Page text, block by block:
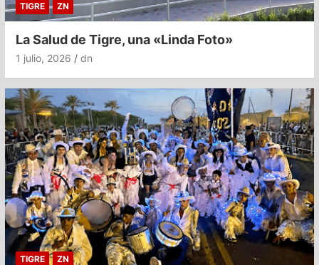
TIGRE ZN
La Salud de Tigre, una «Linda Foto»
1 julio, 2026 dn
TIGRE ZN